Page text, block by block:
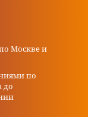
Москве и
по
до